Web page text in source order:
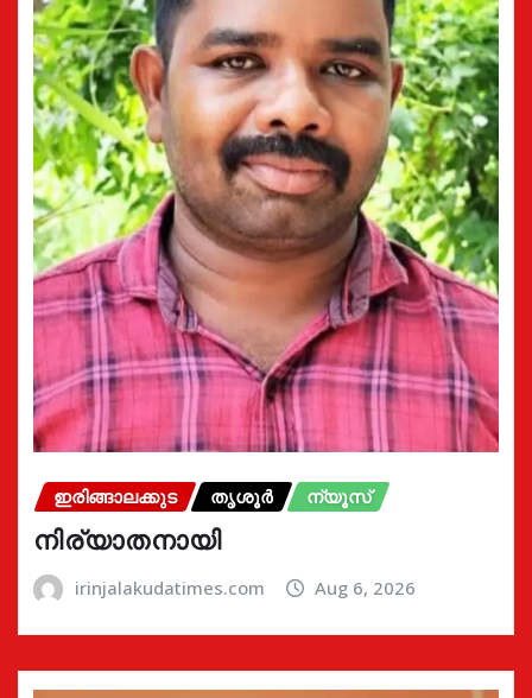
ഇരിങ്ങാലക്കുട തൃശൂർ ന്യൂസ്
നിര്യാതനായി
irinjalakudatimes.com Aug 6, 2026